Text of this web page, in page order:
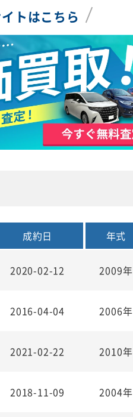
トはこちら
成約日 年式
2020-02-12 2009年
2016-04-04 2006年
2021-02-22 2010年
2018-11-09 2004年